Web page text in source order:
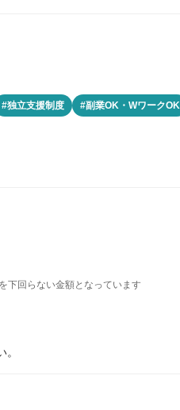
#独立支援制度 #副業OK・WワークOK
下回らない金額となっています